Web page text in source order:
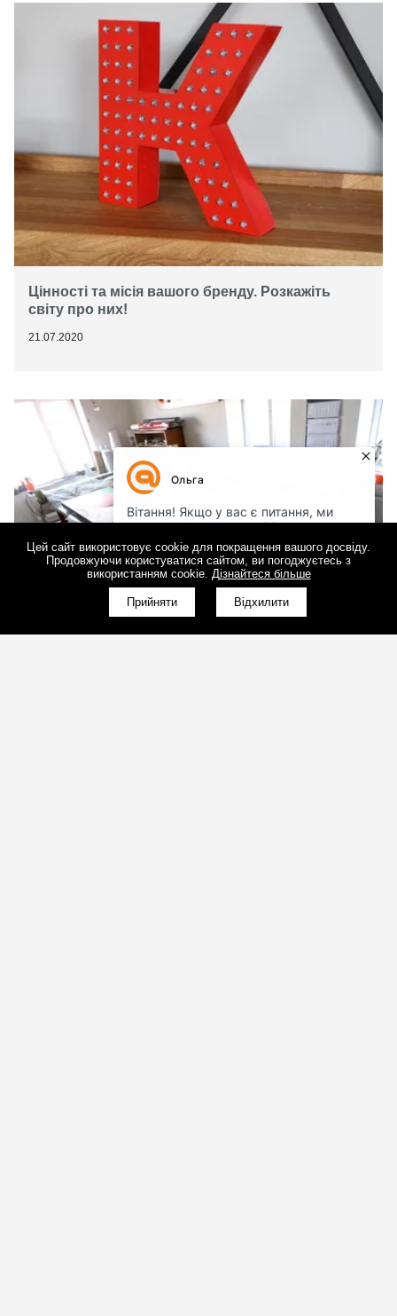
Цінності та місія вашого бренду. Розкажіть
світу про них!
21.07.2020
Цей сайт використовує cookie для покращення вашого досвіду.
Продовжуючи користуватися сайтом, ви погоджуєтесь з
використанням cookie. Дізнайтеся більше
Прийняти Відхилити